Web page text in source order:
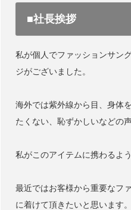
■社長挨拶
私が個人でファッションサン
ジがございました。
海外では紫外線から目、身体
たくない、恥ずかしいなどの
私がこのアイテムに携わるよ
最近ではお客様から重要なフ
に着けて頂きたいと思います